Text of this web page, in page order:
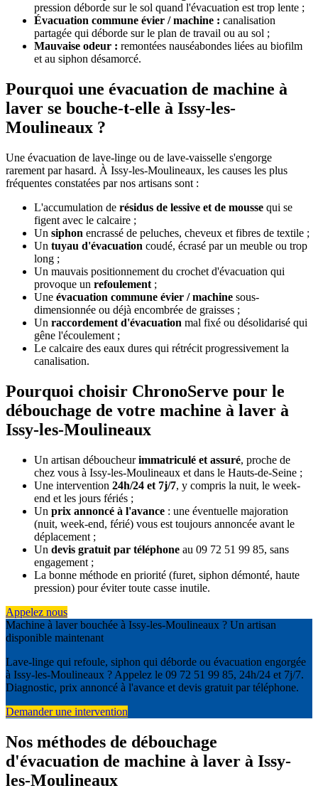
pression déborde sur le sol quand l'évacuation est trop lente ;
Évacuation commune évier / machine : canalisation
partagée qui déborde sur le plan de travail ou au sol ;
Mauvaise odeur : remontées nauséabondes liées au biofilm
et au siphon désamorcé.
Pourquoi une évacuation de machine à
laver se bouche-t-elle à Issy-les-
Moulineaux ?
Une évacuation de lave-linge ou de lave-vaisselle s'engorge
rarement par hasard. À Issy-les-Moulineaux, les causes les plus
fréquentes constatées par nos artisans sont :
L'accumulation de résidus de lessive et de mousse qui se
figent avec le calcaire ;
Un siphon encrassé de peluches, cheveux et fibres de textile ;
Un tuyau d'évacuation coudé, écrasé par un meuble ou trop
long ;
Un mauvais positionnement du crochet d'évacuation qui
provoque un refoulement ;
Une évacuation commune évier / machine sous-
dimensionnée ou déjà encombrée de graisses ;
Un raccordement d'évacuation mal fixé ou désolidarisé qui
gêne l'écoulement ;
Le calcaire des eaux dures qui rétrécit progressivement la
canalisation.
Pourquoi choisir ChronoServe pour le
débouchage de votre machine à laver à
Issy-les-Moulineaux
Un artisan déboucheurimmatriculé et assuré, proche de
chez vous à Issy-les-Moulineaux et dans le Hauts-de-Seine ;
Une intervention 24h/24 et 7j/7, y compris la nuit, le week-
end et les jours fériés ;
Un prix annoncé à l'avance : une éventuelle majoration
(nuit, week-end, férié) vous est toujours annoncée avant le
déplacement ;
Un devis gratuit par téléphone au 09 72 51 99 85, sans
engagement ;
La bonne méthode en priorité (furet, siphon démonté, haute
pression) pour éviter toute casse inutile.
Appelez nous
Machine à laver bouchée à Issy-les-Moulineaux ? Un artisan
disponible maintenant
Lave-linge qui refoule, siphon qui déborde ou évacuation engorgée
à Issy-les-Moulineaux ? Appelez le 09 72 51 99 85, 24h/24 et 7j/7.
Diagnostic, prix annoncé à l'avance et devis gratuit par téléphone.
Demander une intervention
Nos méthodes de débouchage
d'évacuation de machine à laver à Issy-
les-Moulineaux